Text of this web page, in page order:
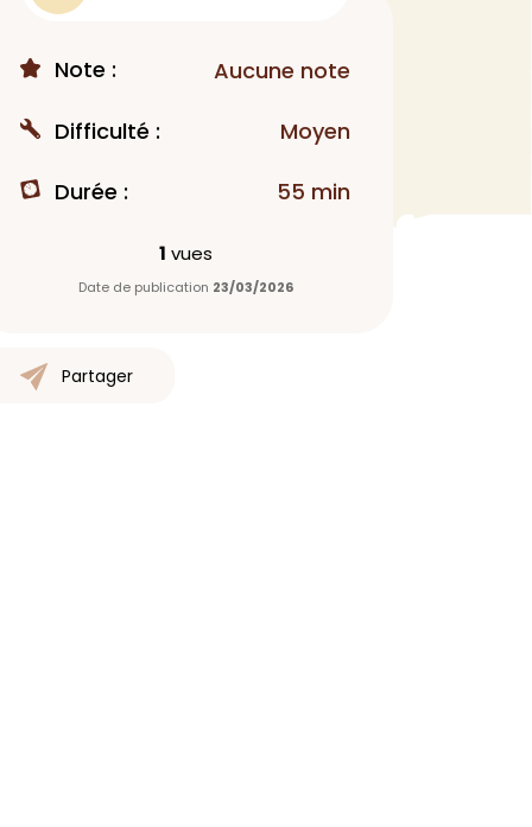
MAQUILLAGE
Rouge à lèvres
Fond de teint
Anti-cerne
Yeux
Highlighter
Note : Aucune note
Difficulté : Moyen
Durée : 55 min
1 vues
Date de publication 23/03/2026
Partager